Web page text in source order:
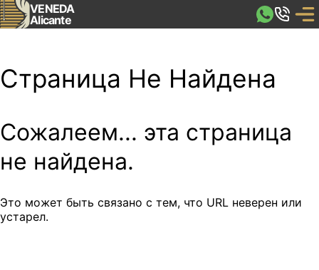
VENEDA
Alicante
Страница Не Найдена
Сожалеем... эта страница
не найдена.
Это может быть связано с тем, что URL неверен или
устарел.